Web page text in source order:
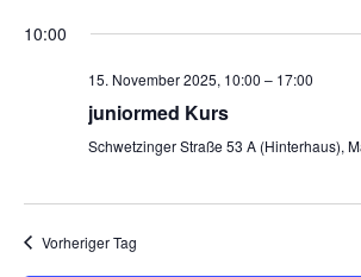
10:00
15. November 2025, 10:00 – 17:00
juniormed Kurs
Schwetzinger Straße 53 A (Hinterhaus),
Vorheriger Tag